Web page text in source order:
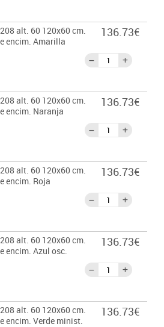
alt. 60 120x60 cm.
encim. Amarilla
136.73€
alt. 60 120x60 cm.
encim. Naranja
136.73€
alt. 60 120x60 cm.
encim. Roja
136.73€
alt. 60 120x60 cm.
encim. Azul osc.
136.73€
alt. 60 120x60 cm.
encim. Verde minist.
136.73€